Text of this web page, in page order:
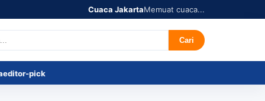
Cuaca JakartaMemuat cuaca...
Pick Cari
editor-pick